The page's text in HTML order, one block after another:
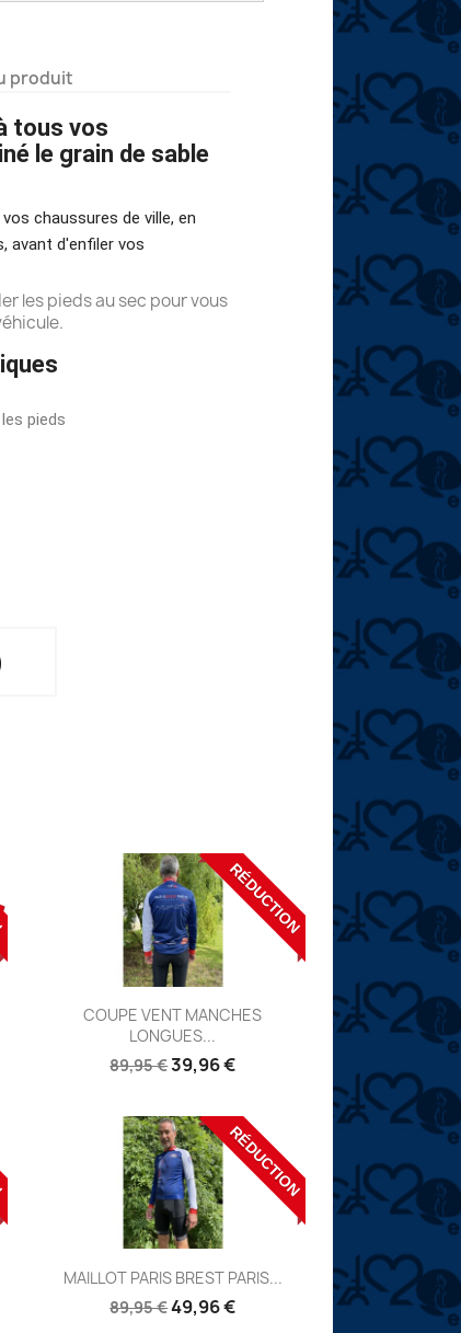
produit
tous vos
le grain de sable
chaussures de ville, en
avant d'enfiler vos
les pieds au sec pour vous
pieds
Aperçu
Réf:
COUPE VENT MANCHES
LONGUES...
89,95 €39,96 €
RÉDUCTION
Aperçu
Réf:
MAILLOT PARIS BREST PARIS...
89,95 €49,96 €
RÉDUCTION